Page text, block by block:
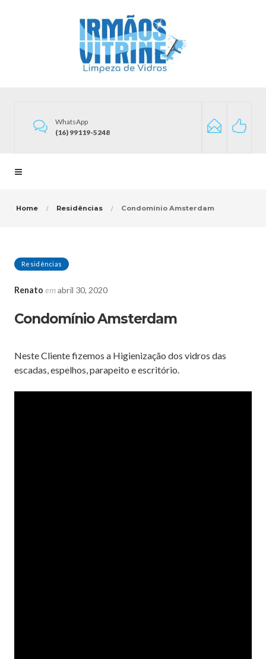
WhatsApp
(16) 99119-5248
Home Residências Condomínio Amsterdam
Residências
Renato emabril 30, 2020
Condomínio Amsterdam
Neste Cliente fizemos a Higienização dos vidros das
escadas, espelhos, parapeito e escritório.